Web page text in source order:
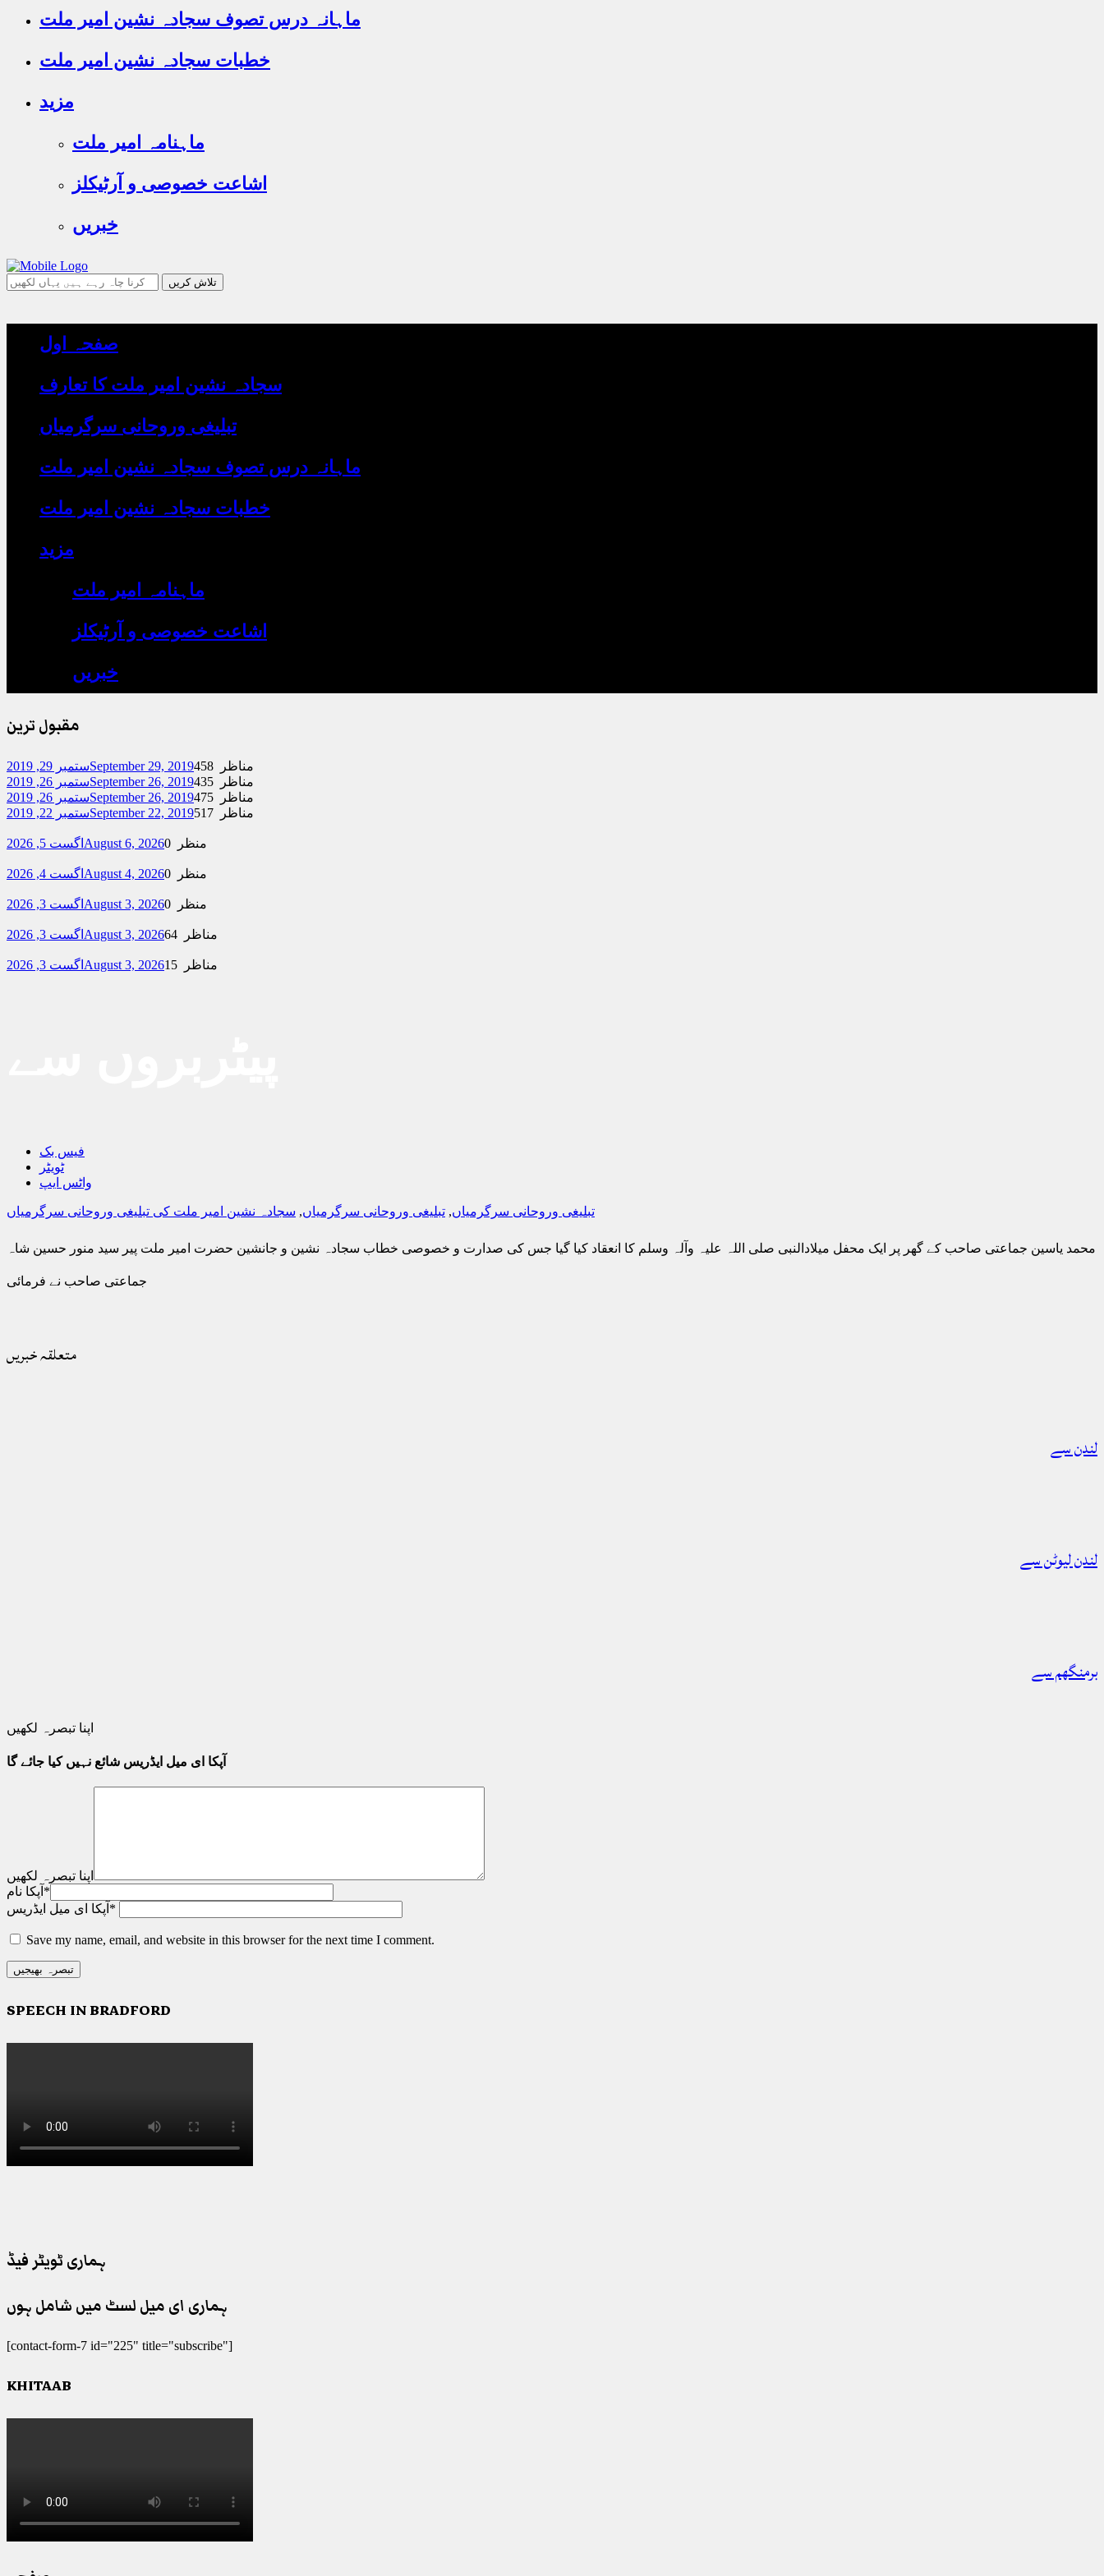
ماہانہ درس تصوف سجادہ نشین امیر ملت
خطبات سجادہ نشین امیر ملت
مزید
ماہنامہ امیر ملت
اشاعت خصوصی و آرٹیکلز
خبریں
جو
چاہ
صفحہ اول
سجادہ نشین امیر ملت کا تعارف
تبلیغی وروحانی سرگرمیاں
ماہانہ درس تصوف سجادہ نشین امیر ملت
خطبات سجادہ نشین امیر ملت
مزید
ماہنامہ امیر ملت
اشاعت خصوصی و آرٹیکلز
خبریں
مقبول ترین
ستمبر 29, 2019September 29, 2019
458 مناظر
ستمبر 26, 2019September 26, 2019
435 مناظر
ستمبر 26, 2019September 26, 2019
475 مناظر
ستمبر 22, 2019September 22, 2019 517 مناظر
اگست 5, 2026 August 6, 2026 0 منظر
اگست 4, 2026 August 4, 2026 0 منظر
اگست 3, 2026 August 3, 2026 0 منظر
اگست 3, 2026 August 3, 2026 64 مناظر
اگست 3, 2026 August 3, 2026 15 مناظر
فیس بک
ٹویٹر
واٹس ایپ
تبلیغی وروحانی سرگرمیاں, تبلیغی وروحانی سرگرمیاں, سجادہ نشین امیر ملت کی تبلیغی وروحانی سرگرمیاں
محمد یاسین جماعتی صاحب کے گھر پر ایک محفل میلادالنبی صلی اللہ علیہ وآلہ وسلم کا انعقاد کیا گیا جس کی صدارت و خصوصی خطاب سجادہ نشین و جانشین حضرت امیر ملت پیر سید منور حسین شاہ
جماعتی صاحب نے فرمائی
متعلقہ خبریں
لندن سے
لندن لیوٹن سے
برمنگھم سے
اپنا تبصرہ لکھیں
آپکا ای میل ایڈریس شائع نہیں کیا جائے گا
اپنا تبصرہ لکھیں
آپکا نام *
آپکا ای میل ایڈریس *
Save my name, email, and website in this browser for the next time I comment.
SPEECH IN BRADFORD
ہماری ٹویٹر فیڈ
ہماری ای میل لسٹ میں شامل ہوں
[contact-form-7 id="225" title="subscribe"]
KHITAAB